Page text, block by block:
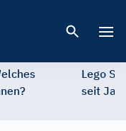
Lego
seit